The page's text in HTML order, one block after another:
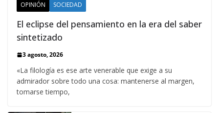
OPINIÓN SOCIEDAD
El eclipse del pensamiento en la era del saber
sintetizado
3 agosto, 2026
«La filología es ese arte venerable que exige a su
admirador sobre todo una cosa: mantenerse al margen,
tomarse tiempo,